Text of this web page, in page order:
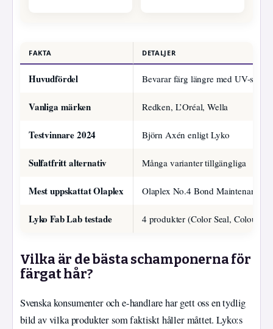
FAKTA DETALJER
Huvudfördel Bevarar färg längre med UV-skydd
Vanliga märken Redken, L’Oréal, Wella
Testvinnare 2024 Björn Axén enligt Lyko
Sulfatfritt alternativ Många varianter tillgängliga
Mest uppskattat Olaplex Olaplex No.4 Bond Maintenance
Lyko Fab Lab testade 4 produkter (Color Seal, Colour
Vilka är de bästa schamponerna för
färgat hår?
Svenska konsumenter och e-handlare har gett oss en tydlig
bild av vilka produkter som faktiskt håller måttet. Lyko:s